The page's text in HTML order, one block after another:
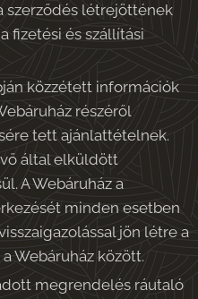
szerződés létrejöttének
fizetési és szállítási
közzétett információk
részéről
tett ajánlattételnek.
által elküldött
A Webáruház a
minden esetben
jön létre a
Webáruház között.
megrendelés ráutaló